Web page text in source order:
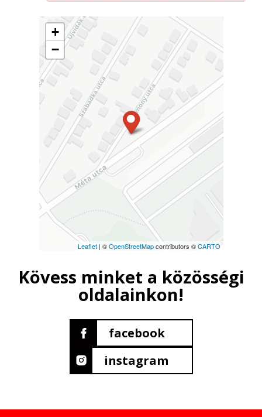
+
−
Leaflet| ©OpenStreetMapcontributors ©CARTO
Kövess minket a közösségi
oldalainkon!
facebook
instagram